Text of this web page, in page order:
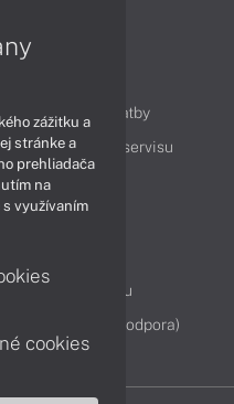
doručenia a platby
služby Cenník servisu
Reklamácia tovaru
(vzdialená podpora)
zážitku a
stránke a
prehliadača
na
využívaním
cookies